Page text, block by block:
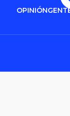
OPINIÓN